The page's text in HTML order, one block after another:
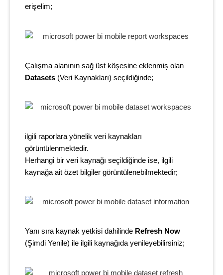
erişelim;
Çalışma alanının sağ üst köşesine eklenmiş olan
Datasets (Veri Kaynakları) seçildiğinde;
ilgili raporlara yönelik veri kaynakları
görüntülenmektedir.
Herhangi bir veri kaynağı seçildiğinde ise, ilgili
kaynağa ait özet bilgiler görüntülenebilmektedir;
Yanı sıra kaynak yetkisi dahilinde Refresh Now
(Şimdi Yenile) ile ilgili kaynağıda yenileyebilirsiniz;